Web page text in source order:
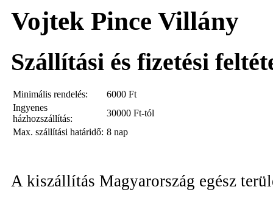
Vojtek Pince Villány
Szállítási és fizetési
Minimális rendelés: 6000 Ft
Ingyenes
házhozszállítás:
30000 Ft-tól
Max. szállítási határidő: 8 nap
A kiszállítás Magyarország egész